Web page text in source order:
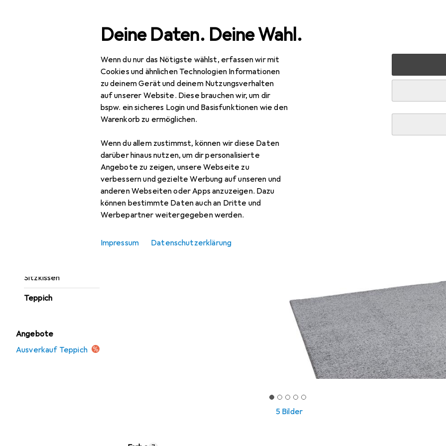
Deine Daten. Deine Wahl.
Wenn du nur das Nötigste wählst, erfassen wir mit
Cookies und ähnlichen Technologien Informationen
zu deinem Gerät und deinem Nutzungsverhalten
auf unserer Website. Diese brauchen wir, um dir
bspw. ein sicheres Login und Basisfunktionen wie den
Warenkorb zu ermöglichen.
Wenn du allem zustimmst, können wir diese Daten
darüber hinaus nutzen, um dir personalisierte
Angebote zu zeigen, unsere Webseite zu
verbessern und gezielte Werbung auf unseren und
anderen Webseiten oder Apps anzuzeigen. Dazu
können bestimmte Daten auch an Dritte und
Werbepartner weitergegeben werden.
Impressum Datenschutzerklärung
Navigation nach Kategorien
Sitzkissen
Teppich
Angebote
Ausverkauf Teppich
Gesamtsortiment Wohnen Heimtextilien
5 Bilder